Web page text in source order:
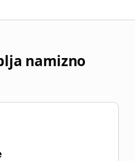
namizno